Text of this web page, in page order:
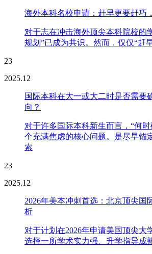
海外本科名校申请：赶早更要赶巧
对于志在冲击海外顶尖本科院校的
规划”已成为共识。然而，仅仅“赶
23
2025.12
国际本科在大一或大二时是否需要
向？
对于许多国际本科新生而言，“何
个充满焦虑的核心问题。是尽早锚
索
23
2025.12
2026年美本冲刺首选：北京顶尖国
析
对于计划在2026年申请美国顶尖大
选择一所学术实力强、升学指导成